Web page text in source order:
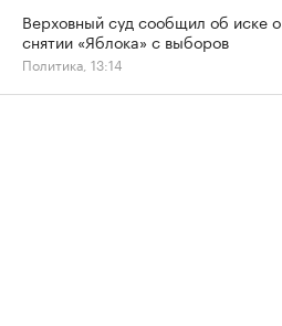
Верховный суд сообщил об иске о
снятии «Яблока» с выборов
Политика, 13:14